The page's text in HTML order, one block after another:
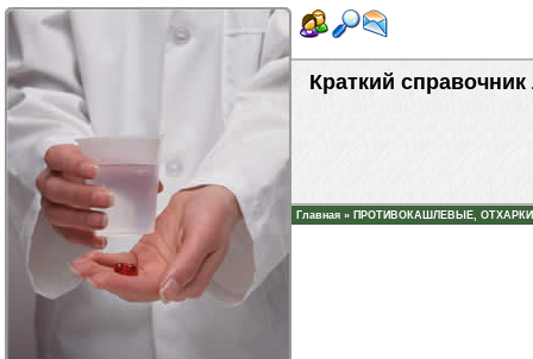
Краткий
Главная » ПРОТИВОКАШЛЕВЫЕ,